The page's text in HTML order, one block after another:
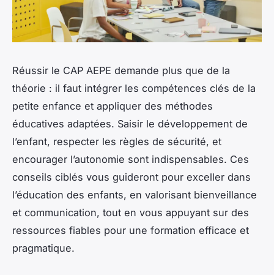
Réussir le CAP AEPE demande plus que de la
théorie : il faut intégrer les compétences clés de la
petite enfance et appliquer des méthodes
éducatives adaptées. Saisir le développement de
l’enfant, respecter les règles de sécurité, et
encourager l’autonomie sont indispensables. Ces
conseils ciblés vous guideront pour exceller dans
l’éducation des enfants, en valorisant bienveillance
et communication, tout en vous appuyant sur des
ressources fiables pour une formation efficace et
pragmatique.